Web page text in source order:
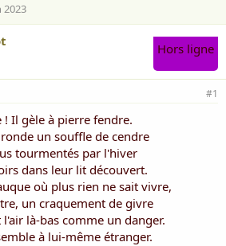
2023
Hors ligne
#1
! Il gèle à pierre fendre.
un souffle de cendre
tourmentés par l'hiver
dans leur lit découvert.
où plus rien ne sait vivre,
un craquement de givre
là-bas comme un danger.
à lui-même étranger.